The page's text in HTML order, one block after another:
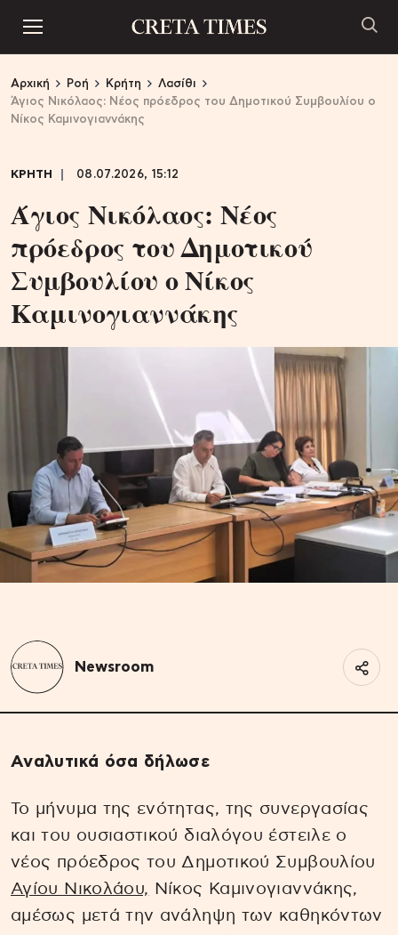
Αρχική Ροή Κρήτη
Λασίθι
Άγιος Νικόλαος: Νέος πρόεδρος του Δημοτικού Συμβουλίου ο
Νίκος Καμινογιαννάκης
ΚΡΗΤΗ 08.07.2026, 15:12
Άγιος Νικόλαος: Νέος
πρόεδρος του Δημοτικού
Συμβουλίου ο Νίκος
Καμινογιαννάκης
Newsroom
Αναλυτικά όσα δήλωσε
Το μήνυμα της ενότητας, της συνεργασίας
και του ουσιαστικού διαλόγου έστειλε ο
νέος πρόεδρος του Δημοτικού Συμβουλίου
Αγίου Νικολάου, Νίκος Καμινογιαννάκης,
αμέσως μετά την ανάληψη των καθηκόντων